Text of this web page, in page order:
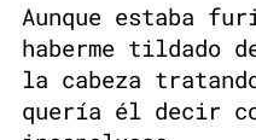
Aunque estaba
haberme tildado
la cabeza
quería él decir